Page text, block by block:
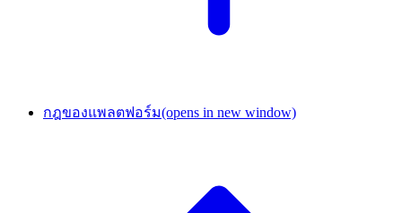
กฎของแพลตฟอร์ม(opens in new window)